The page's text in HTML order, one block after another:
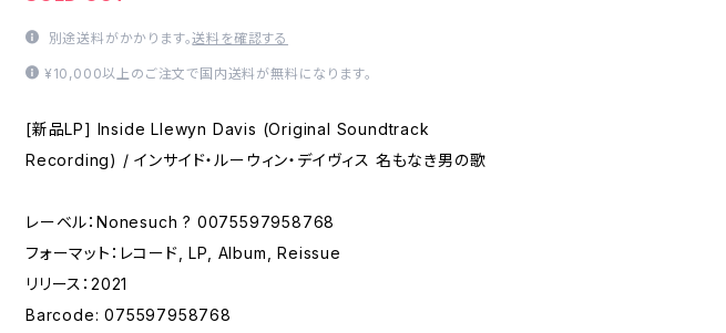
別途送料がかかります。送料を確認する
¥10,000以上のご注文で国内送料が無料になります。
[新品LP] Inside Llewyn Davis (Original Soundtrack
Recording) / インサイド・ルーウィン・デイヴィス 名もなき男の歌
レーベル：Nonesuch ? 0075597958768
フォーマット：レコード, LP, Album, Reissue
リリース：2021
Barcode: 075597958768